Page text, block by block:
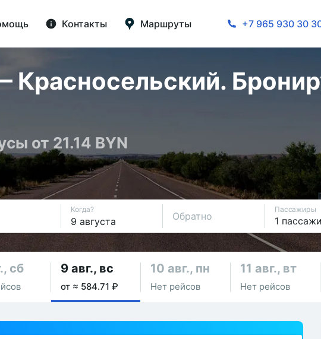
Контакты Маршруты +7 965 930 30
от 21.14 BYN
Когда?
Обратно
Пассажиры
сб 9 авг., вс
от ≈ 584.71 ₽
10 авг., пн
Нет рейсов
11 авг., вт
Нет рейсов